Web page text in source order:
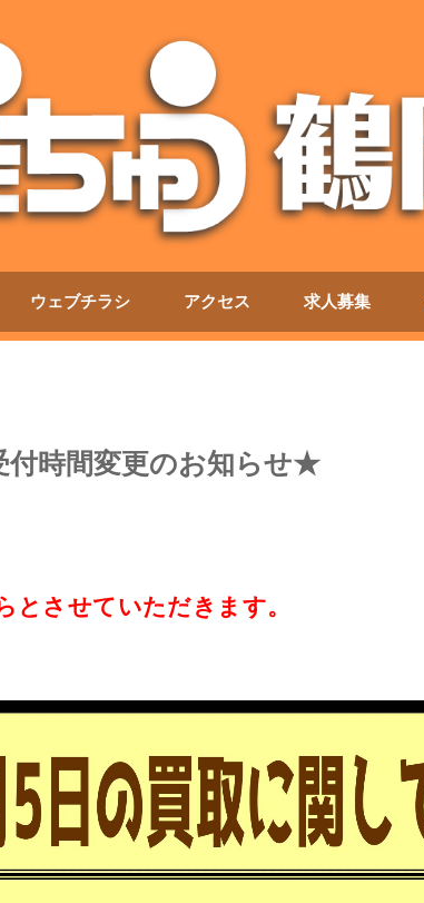
ウェブチラシ アクセス 求人募集
時間変更のお知らせ★
とさせていただきます。